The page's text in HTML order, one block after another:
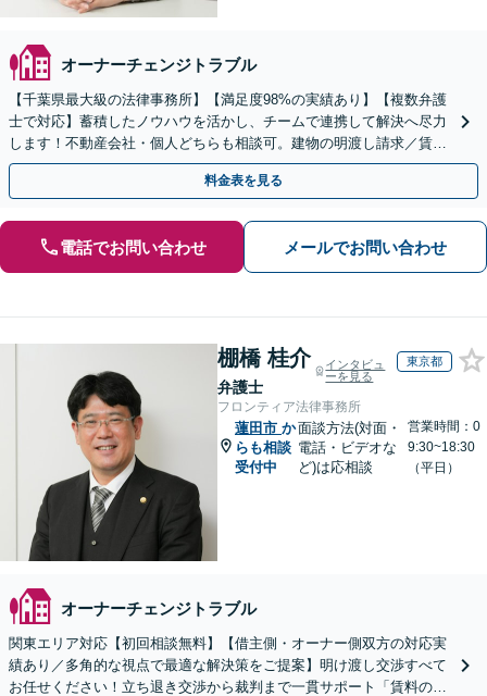
オーナーチェンジトラブル
【千葉県最大級の法律事務所】【満足度98%の実績あり】【複数弁護
士で対応】蓄積したノウハウを活かし、チームで連携して解決へ尽力
します！不動産会社・個人どちらも相談可。建物の明渡し請求／賃貸
借契約書の作成／離婚の財産分与等【千葉中央駅5分】
料金表を見る
電話でお問い合わせ メールでお問い合わせ
棚橋 桂介
弁護士
インタビュ
ーを見る
東京都
フロンティア法律事務所
蓮田市 か
らも相談
受付中
面談方法(対面・
電話・ビデオな
ど)は応相談
営業時間：0
9:30~18:30
（平日）
オーナーチェンジトラブル
関東エリア対応【初回相談無料】【借主側・オーナー側双方の対応実
績あり／多角的な視点で最適な解決策をご提案】明け渡し交渉すべて
お任せください！立ち退き交渉から裁判まで一貫サポート「賃料の増